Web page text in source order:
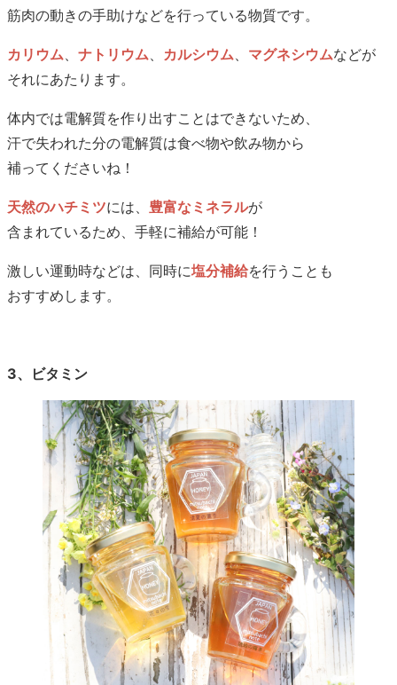
筋肉の動きの手助けなどを行っている物質です。
カリウム ナトリウム カルシウム マグネシウムなどが
それにあたります。
体内では電解質を作り出すことはできないため、
汗で失われた分の電解質は食べ物や飲み物から
補ってくださいね！
天然のハチミツには、 豊富なミネラルが
含まれているため、手軽に補給が可能！
激しい運動時などは、同時に塩分補給を行うことも
おすすめします。
3、ビタミン